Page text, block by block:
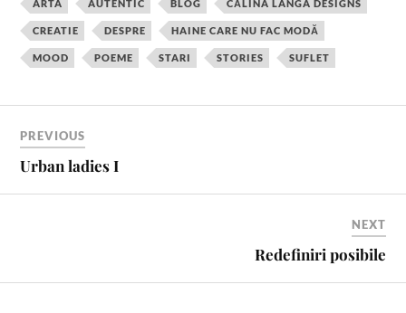
e
b
o
k
t
e
s
t
t
t
e
b
l
i
l
r
e
ARTA AUTENTIC BLOG CĂLINA LANGA DESIGNS
CREATIE DESPRE HAINE CARE NU FAC MODĂ
MOOD POEME STARI STORIES SUFLET
PREVIOUS
Urban ladies I
NEXT
Redefiniri posibile